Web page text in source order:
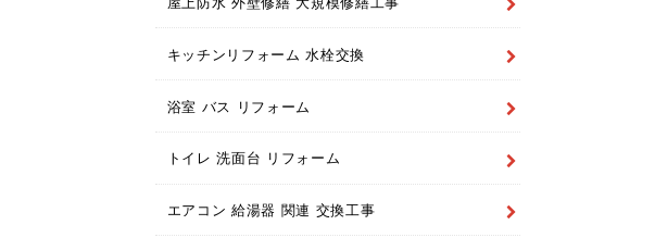
キッチンリフォーム 水栓交換
浴室 バス リフォーム
トイレ 洗面台 リフォーム
エアコン 給湯器 関連 交換工事